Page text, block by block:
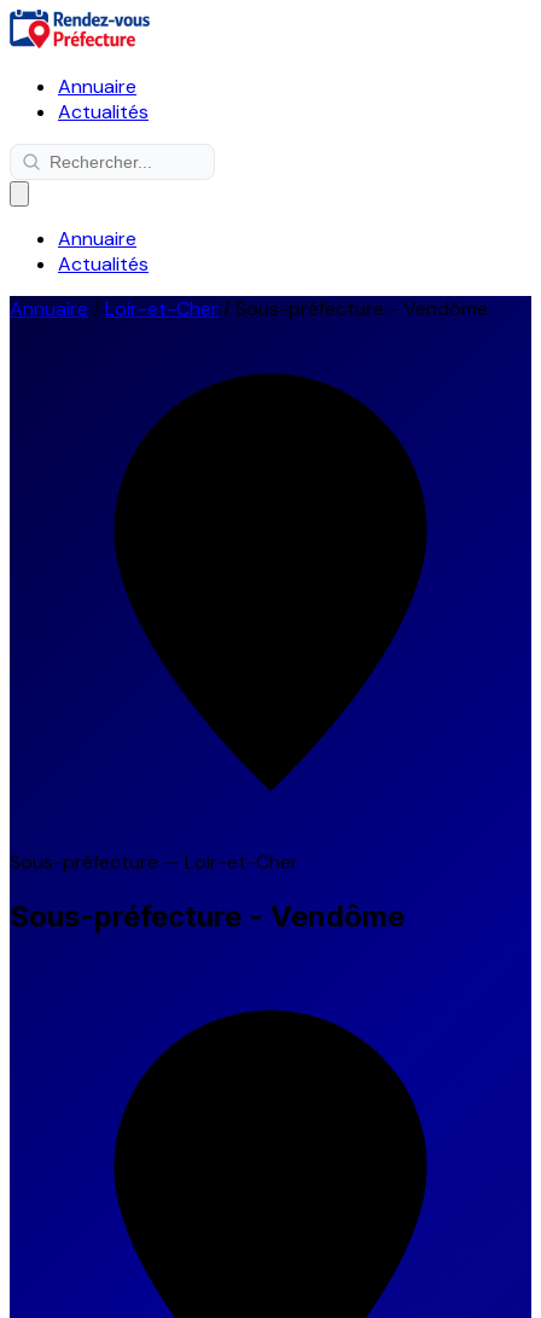
Annuaire
Actualités
Annuaire
Actualités
Annuaire /Loir-et-Cher / Sous-préfecture - Vendôme
Sous-préfecture — Loir-et-Cher
Sous-préfecture - Vendôme